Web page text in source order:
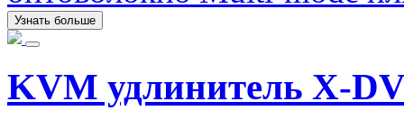
Узнать больше
KVM удлинитель X-